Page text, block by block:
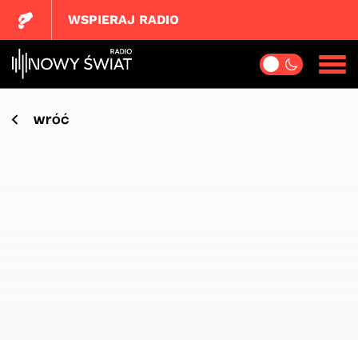
WSPIERAJ RADIO
wróć